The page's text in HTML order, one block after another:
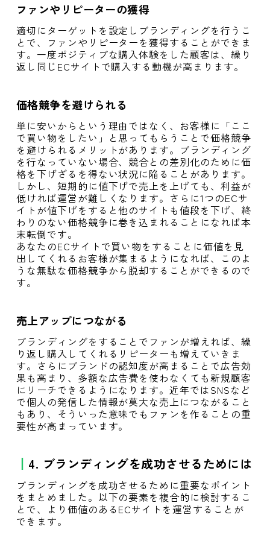
ファンやリピーターの獲得
適切にターゲットを設定しブランディングを行うこ
とで、ファンやリピーターを獲得することができま
す。一度ポジティブな購入体験をした顧客は、繰り
返し同じECサイトで購入する動機が高まります。
価格競争を避けられる
単に安いからという理由ではなく、お客様に「ここ
で買い物をしたい」と思ってもらうことで価格競争
を避けられるメリットがあります。ブランディング
を行なっていない場合、競合との差別化のために価
格を下げざるを得ない状況に陥ることがあります。
しかし、短期的に値下げで売上を上げても、利益が
低ければ運営が難しくなります。さらに1つのECサ
イトが値下げをすると他のサイトも値段を下げ、終
わりのない価格競争に巻き込まれることになれば本
末転倒です。
あなたのECサイトで買い物をすることに価値を見
出してくれるお客様が集まるようになれば、このよ
うな無駄な価格競争から脱却することができるので
す。
売上アップにつながる
ブランディングをすることでファンが増えれば、繰
り返し購入してくれるリピーターも増えていきま
す。さらにブランドの認知度が高まることで広告効
果も高まり、多額な広告費を使わなくても新規顧客
にリーチできるようになります。近年ではSNSなど
で個人の発信した情報が莫大な売上につながること
もあり、そういった意味でもファンを作ることの重
要性が高まっています。
4. ブランディングを成功させるためには
ブランディングを成功させるために重要なポイント
をまとめました。以下の要素を複合的に検討するこ
とで、より価値のあるECサイトを運営することが
できます。